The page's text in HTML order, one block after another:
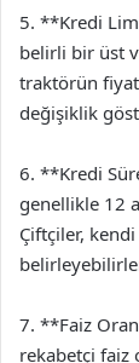
5. **Kredi
belirli bir üst
traktörün
değişiklik
6. **Kredi
genellikle 12
Çiftçiler,
7. **Faiz
rekabetçi faiz